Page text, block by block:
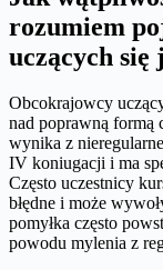
rozumiem
uczących się
Obcokrajowcy
nad poprawną formą
wynika z
IV koniugacji i ma
Często uczestnicy
błędne i może
pomyłka często
powodu mylenia z